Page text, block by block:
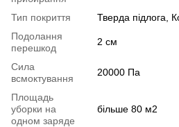
Тип покриття
Тверда підлога,
Подолання
перешкод
2 см
Сила
всмоктування
20000 Па
Площадь
уборки на
одном заряде
більше 80 м2